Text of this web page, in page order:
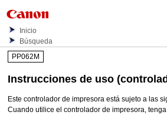
Inicio
Búsqueda
PP062M
Instrucciones de uso
Este controlador de impresora está sujeto a las
Cuando utilice el controlador de impresora,